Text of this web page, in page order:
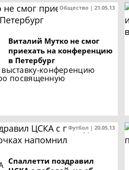
Общество | 21.05.13
Виталий Мутко не смог
приехать на конференцию
в Петербург
конференцию
посвященную
Футбол | 20.05.13
Спаллетти поздравил